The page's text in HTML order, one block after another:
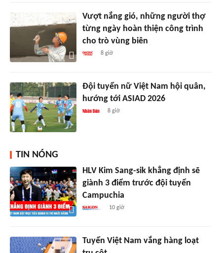
Vượt nắng gió, những người thợ
từng ngày hoàn thiện công trình
cho trò vùng biên
8 giờ
Đội tuyển nữ Việt Nam hội quân,
hướng tới ASIAD 2026
8 giờ
TIN NÓNG
HLV Kim Sang-sik khẳng định sẽ
giành 3 điểm trước đội tuyển
Campuchia
10 giờ
Tuyển Việt Nam vắng hàng loạt